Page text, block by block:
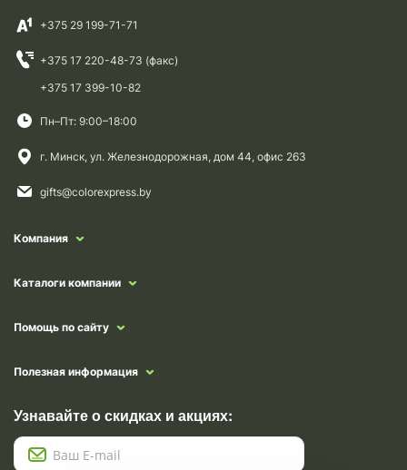
+375 29 199-71-71
+375 17 220-48-73 (факс)
+375 17 399-10-82
Пн–Пт: 9:00–18:00
г. Минск, ул. Железнодорожная, дом 44, офис 263
gifts@colorexpress.by
Компания
Каталоги компании
Помощь по сайту
Полезная информация
Узнавайте о скидках и акциях: